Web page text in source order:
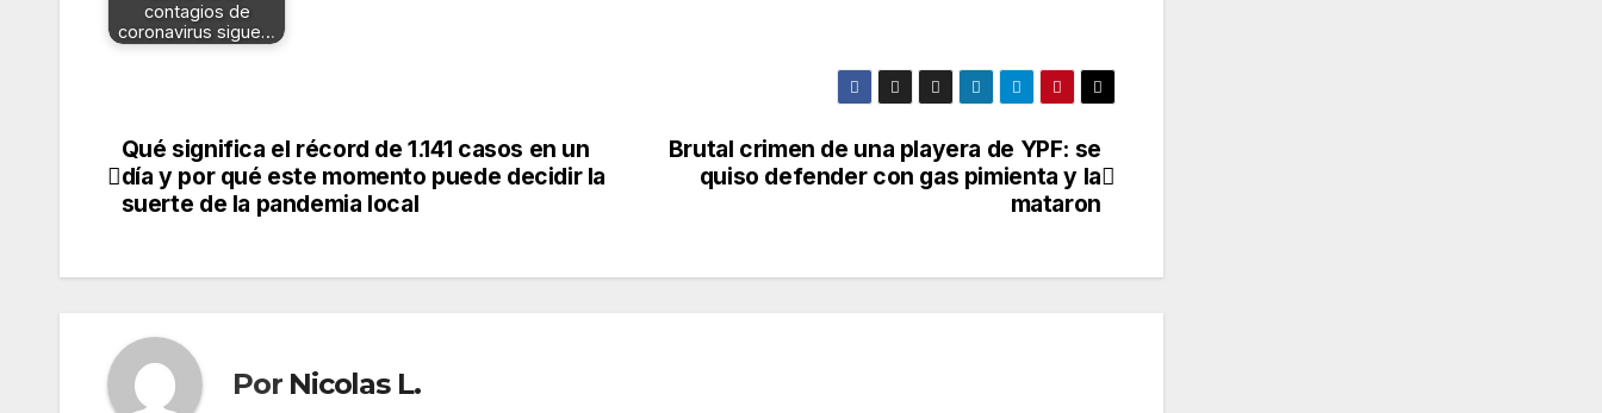
contagios de
coronavirus sigue…
Navegación
de
Brutal crimen de una playera de YPF: se
quiso defender con gas pimienta y la
mataron
Qué significa el récord de 1.141 casos en un
día y por qué este momento puede decidir la
suerte de la pandemia local
Por Nicolas L.